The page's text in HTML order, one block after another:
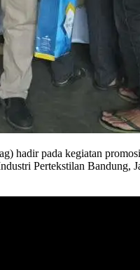
hadir pada kegiatan
Pertekstilan Bandung,